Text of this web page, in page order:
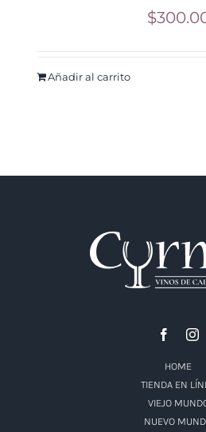
$
Añadir al carrito
HOME
TIENDA EN
VIEJO
NUEVO